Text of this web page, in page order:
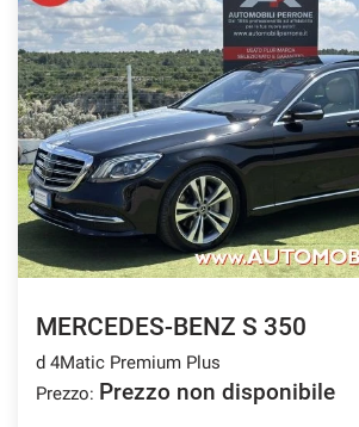
MERCEDES-BENZ S 350
d 4Matic Premium Plus
Prezzo: Prezzo non disponibile